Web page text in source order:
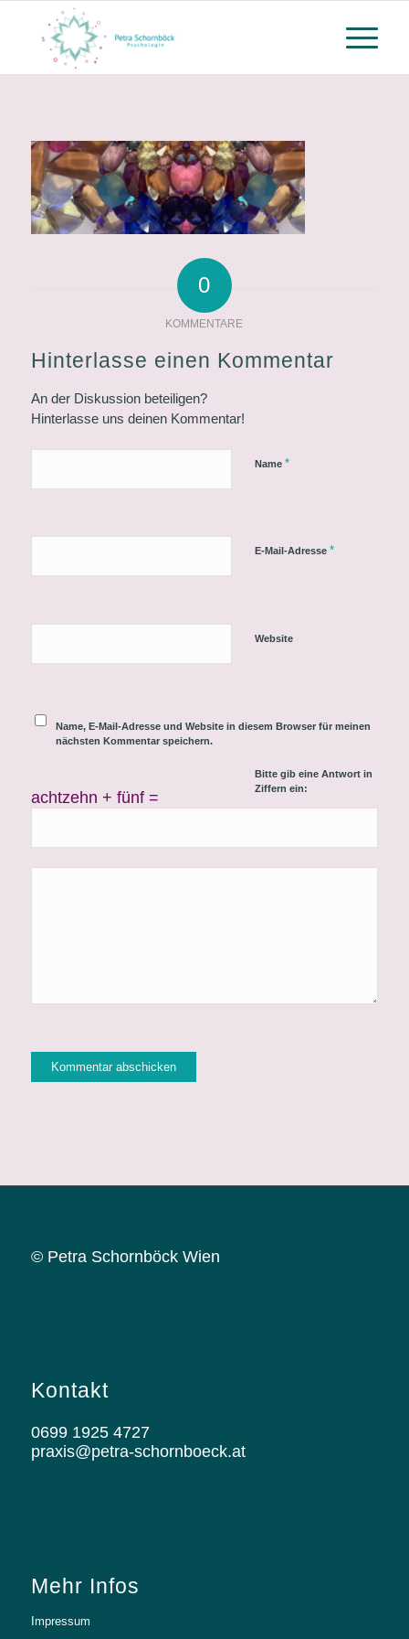
0
KOMMENTARE
Hinterlasse einen Kommentar
An der Diskussion beteiligen?
Hinterlasse uns deinen Kommentar!
Name *
E-Mail-Adresse *
Website
Name, E-Mail-Adresse und Website in diesem Browser für meinen
nächsten Kommentar speichern.
Bitte gib eine Antwort in
Ziffern ein:
achtzehn + fünf =
© Petra Schornböck Wien
Kontakt
0699 1925 4727
praxis@petra-schornboeck.at
Mehr Infos
Impressum